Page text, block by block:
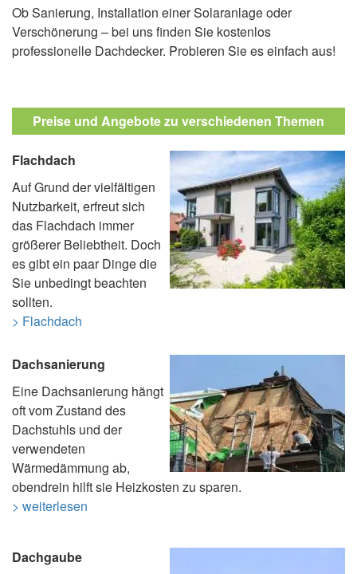
Ob Sanierung, Installation einer Solaranlage oder
Verschönerung – bei uns finden Sie kostenlos
professionelle Dachdecker. Probieren Sie es einfach aus!
Preise und Angebote zu verschiedenen Themen
Flachdach
Auf Grund der vielfältigen
Nutzbarkeit, erfreut sich
das Flachdach immer
größerer Beliebtheit. Doch
es gibt ein paar Dinge die
Sie unbedingt beachten
sollten.
> Flachdach
Dachsanierung
Eine Dachsanierung hängt
oft vom Zustand des
Dachstuhls und der
verwendeten
Wärmedämmung ab,
obendrein hilft sie Heizkosten zu sparen.
> weiterlesen
Dachgaube